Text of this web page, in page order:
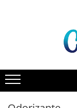
Toate Produsele
Gamma D'ORO
Betisoare 120 ml
EYFEL